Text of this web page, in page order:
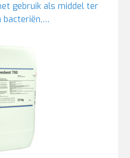
gebruik als middel ter
bacteriën,…